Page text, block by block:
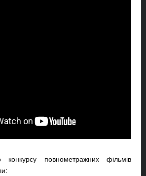
конкурсу повнометражних фільмів